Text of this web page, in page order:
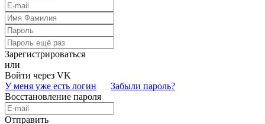
Зарегистрироваться
или
Войти через VK
У меня уже есть логин
Забыли пароль?
Восстановление пароля
Отправить